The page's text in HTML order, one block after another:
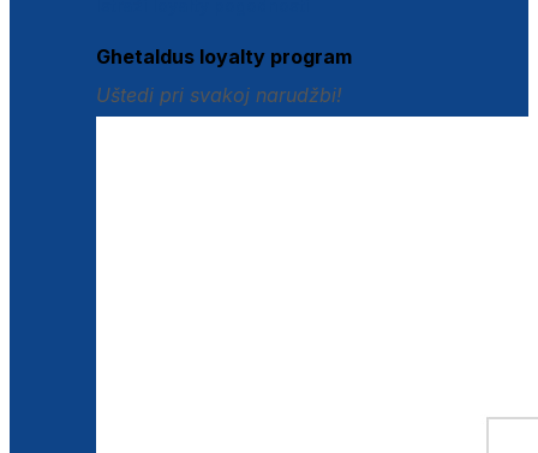
Ghetaldus loyalty program
Uštedi pri svakoj narudžbi!